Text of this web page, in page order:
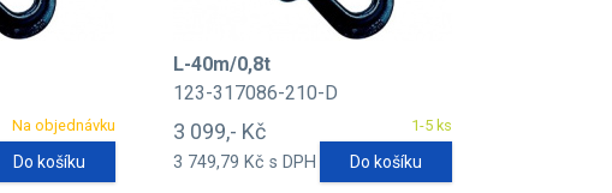
Na objednávku
Do košíku
L-40m/0,8t
123-317086-210-D
1-5 ks
3 099,- Kč
3 749,79 Kč s DPH Do košíku